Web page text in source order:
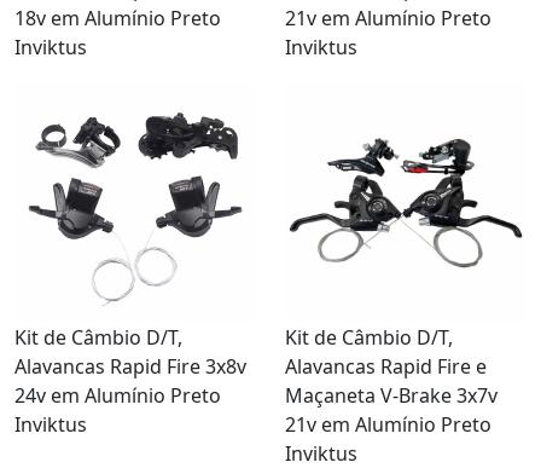
18v em Alumínio Preto
Inviktus
21v em Alumínio Preto
Inviktus
Kit de Câmbio D/T,
Alavancas Rapid Fire 3x8v
24v em Alumínio Preto
Inviktus
Kit de Câmbio D/T,
Alavancas Rapid Fire e
Maçaneta V-Brake 3x7v
21v em Alumínio Preto
Inviktus